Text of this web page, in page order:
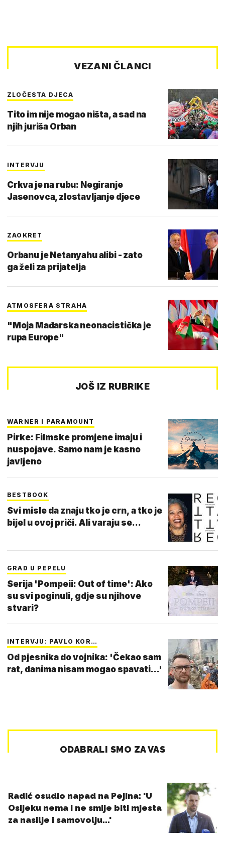
VEZANI ČLANCI
ZLOČESTA DJECA
Tito im nije mogao ništa, a sad na
njih juriša Orban
INTERVJU
Crkva je na rubu: Negiranje
Jasenovca, zlostavljanje djece
ZAOKRET
Orbanu je Netanyahu alibi - zato
ga želi za prijatelja
ATMOSFERA STRAHA
"Moja Mađarska neonacistička je
rupa Europe"
JOŠ IZ RUBRIKE
WARNER I PARAMOUNT
Pirke: Filmske promjene imaju i
nuspojave. Samo nam je kasno
javljeno
BESTBOOK
Svi misle da znaju tko je crn, a tko je
bijel u ovoj priči. Ali varaju se...
GRAD U PEPELU
Serija 'Pompeii: Out of time': Ako
su svi poginuli, gdje su njihove
stvari?
INTERVJU: PAVLO KOR…
Od pjesnika do vojnika: 'Čekao sam
rat, danima nisam mogao spavati...'